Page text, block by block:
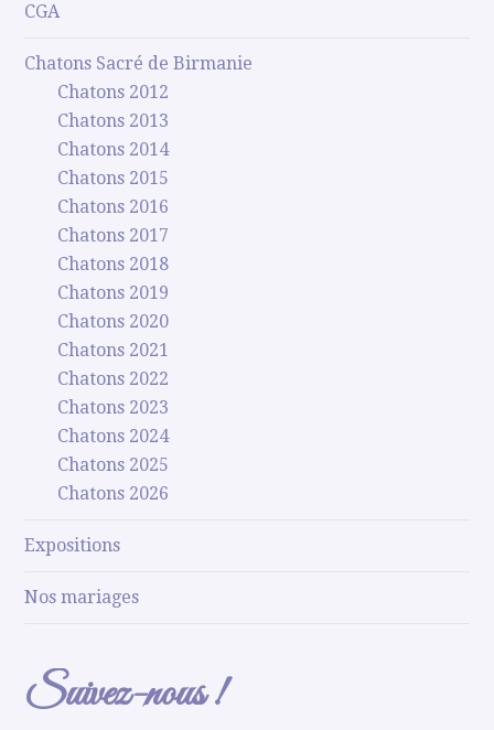
CGA
Chatons Sacré de Birmanie
Chatons 2012
Chatons 2013
Chatons 2014
Chatons 2015
Chatons 2016
Chatons 2017
Chatons 2018
Chatons 2019
Chatons 2020
Chatons 2021
Chatons 2022
Chatons 2023
Chatons 2024
Chatons 2025
Chatons 2026
Expositions
Nos mariages
Suivez-nous !